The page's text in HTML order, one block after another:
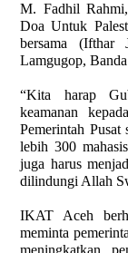
M. Fadhil
Doa Untuk
bersama (Ifthar
Lamgugop,
“Kita harap
keamanan
Pemerintah
lebih 300
juga harus
dilindungi Allah
IKAT Aceh
meminta
meningkatkan